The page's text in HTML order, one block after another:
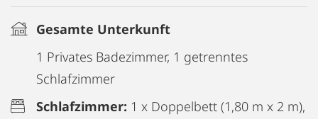
Gesamte Unterkunft
1 Privates Badezimmer, 1 getrenntes
Schlafzimmer
Schlafzimmer: 1 x Doppelbett (1,80 m x 2 m),